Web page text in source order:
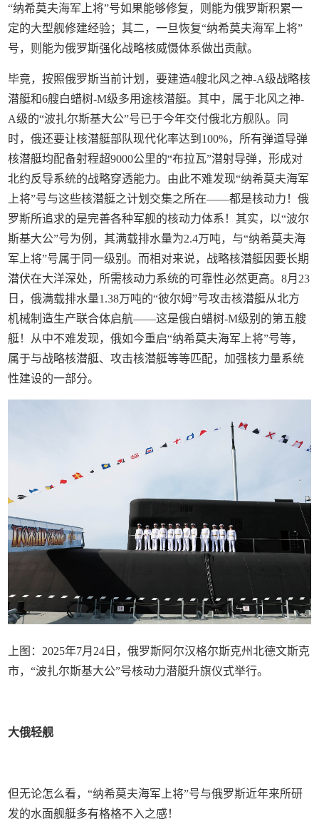
“纳希莫夫海军上将”号如果能够修复，则能为俄罗斯积累一
定的大型舰修建经验；其二，一旦恢复“纳希莫夫海军上将”
号，则能为俄罗斯强化战略核威慑体系做出贡献。
毕竟，按照俄罗斯当前计划，要建造4艘北风之神-A级战略核
潜艇和6艘白蜡树-M级多用途核潜艇。其中，属于北风之神-
A级的“波扎尔斯基大公”号已于今年交付俄北方舰队。同
时，俄还要让核潜艇部队现代化率达到100%，所有弹道导弹
核潜艇均配备射程超9000公里的“布拉瓦”潜射导弹，形成对
北约反导系统的战略穿透能力。由此不难发现“纳希莫夫海军
上将”号与这些核潜艇之计划交集之所在——都是核动力！俄
罗斯所追求的是完善各种军舰的核动力体系！其实，以“波尔
斯基大公”号为例，其满载排水量为2.4万吨，与“纳希莫夫海
军上将”号属于同一级别。而相对来说，战略核潜艇因要长期
潜伏在大洋深处，所需核动力系统的可靠性必然更高。8月23
日，俄满载排水量1.38万吨的“彼尔姆”号攻击核潜艇从北方
机械制造生产联合体启航——这是俄白蜡树-M级别的第五艘
艇！从中不难发现，俄如今重启“纳希莫夫海军上将”号等，
属于与战略核潜艇、攻击核潜艇等等匹配，加强核力量系统
性建设的一部分。
上图：2025年7月24日，俄罗斯阿尔汉格尔斯克州北德文斯克
市，“波扎尔斯基大公”号核动力潜艇升旗仪式举行。
大俄轻舰
但无论怎么看，“纳希莫夫海军上将”号与俄罗斯近年来所研
发的水面舰艇多有格格不入之感！